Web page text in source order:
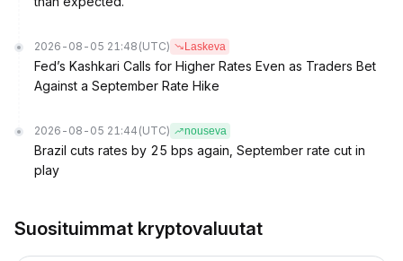
2026-08-05 21:48 (UTC) Laskeva
Fed’s Kashkari Calls for Higher Rates Even as Traders Bet
Against a September Rate Hike
2026-08-05 21:44 (UTC) nouseva
Brazil cuts rates by 25 bps again, September rate cut in
play
Suosituimmat kryptovaluutat